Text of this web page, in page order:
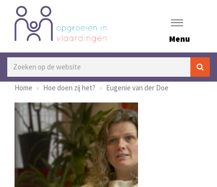
Menu
Home Hoe doen zij het? Eugenie van der Doe